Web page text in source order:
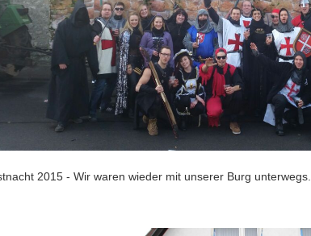
2015 - Wir waren wieder mit unserer Burg unterwegs.